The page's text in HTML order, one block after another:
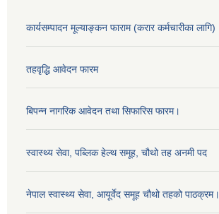
कार्यसम्पादन मूल्याङ्कन फाराम (करार कर्मचारीका लागि)
तहवृद्धि आवेदन फारम
बिपन्‍न नागरिक आवेदन तथा सिफारिस फारम।
स्वास्थ्य सेवा, पब्लिक हेल्‍थ समूह, चौथो तह अनमी पद
नेपाल स्वास्थ्य सेवा, आयूर्वेद समूह चौथो तहको पाठक्रम।